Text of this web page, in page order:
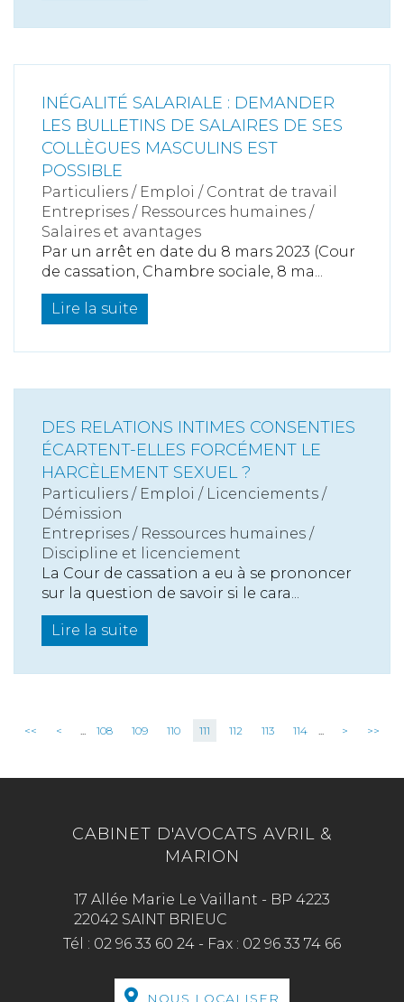
INÉGALITÉ SALARIALE : DEMANDER
LES BULLETINS DE SALAIRES DE SES
COLLÈGUES MASCULINS EST
POSSIBLE
Particuliers / Emploi / Contrat de travail
Entreprises / Ressources humaines /
Salaires et avantages
Par un arrêt en date du 8 mars 2023 (Cour
de cassation, Chambre sociale, 8 ma...
Lire la suite
DES RELATIONS INTIMES CONSENTIES
ÉCARTENT-ELLES FORCÉMENT LE
HARCÈLEMENT SEXUEL ?
Particuliers / Emploi / Licenciements /
Démission
Entreprises / Ressources humaines /
Discipline et licenciement
La Cour de cassation a eu à se prononcer
sur la question de savoir si le cara...
Lire la suite
<< < ... 108 109 110 111 112 113 114 ... > >>
CABINET D'AVOCATS AVRIL &
MARION
17 Allée Marie Le Vaillant - BP 4223
22042 SAINT BRIEUC
Tél : 02 96 33 60 24 - Fax : 02 96 33 74 66
NOUS LOCALISER